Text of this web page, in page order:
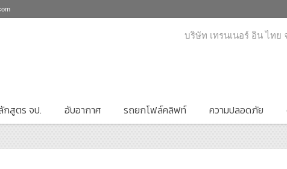
บริษัท เทรนเนอร์ อิน ไทย
กสูตร จป. อับอากาศ รถยกโฟล์คลิฟท์ ความปลอดภัย